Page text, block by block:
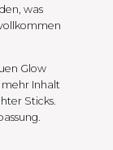
was
Glow
Inhalt
Sticks.